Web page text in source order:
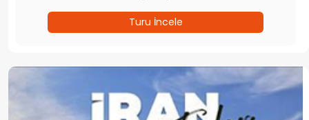
Turu İncele